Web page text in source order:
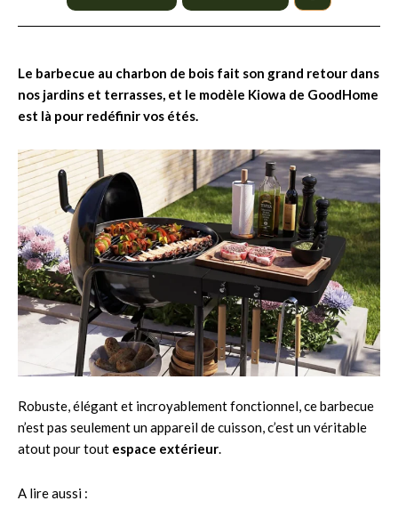
Le barbecue au charbon de bois fait son grand retour dans
nos jardins et terrasses, et le modèle Kiowa de GoodHome
est là pour redéfinir vos étés.
Robuste, élégant et incroyablement fonctionnel, ce barbecue
n’est pas seulement un appareil de cuisson, c’est un véritable
atout pour tout espace extérieur.
A lire aussi :